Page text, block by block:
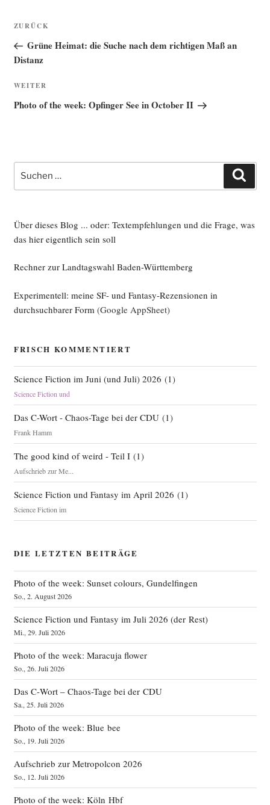
Beitragsnavigation
Vorheriger
Beitrag
ZURÜCK
Grüne Heimat: die Suche nach dem richtigen Maß an
Distanz
Nächster
Beitrag
WEITER
Photo of the week: Opfinger See in October II
Suche
nach:
Über dieses Blog ... oder: Textempfehlungen und die Frage, was
das hier eigentlich sein soll
Rechner zur Landtagswahl Baden-Württemberg
Experimentell: meine SF- und Fantasy-Rezensionen in
durchsuchbarer Form (Google AppSheet)
FRISCH KOMMENTIERT
Science Fiction im Juni (und Juli) 2026 (1)
Science Fiction und
Das C-Wort - Chaos-Tage bei der CDU(1)
Frank Hamm
The good kind of weird - Teil I(1)
Aufschrieb zur Me...
Science Fiction und Fantasy im April 2026 (1)
Science Fiction im
DIE LETZTEN BEITRÄGE
Photo of the week: Sunset colours, Gundelfingen
So., 2. August 2026
Science Fiction und Fantasy im Juli 2026 (der Rest)
Mi., 29. Juli 2026
Photo of the week: Maracuja flower
So., 26. Juli 2026
Das C‑Wort – Chaos-Tage bei der CDU
Sa., 25. Juli 2026
Photo of the week: Blue bee
So., 19. Juli 2026
Aufschrieb zur Metropolcon 2026
So., 12. Juli 2026
Photo of the week: Köln Hbf